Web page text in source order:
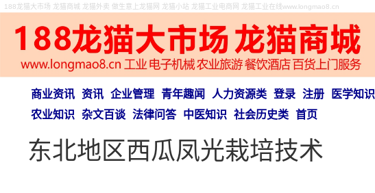
188龙猫大市场 龙猫商城 龙猫外卖 做生意上龙猫网 龙猫小站 龙猫工业电商网 龙猫工业在线www.longmao8.cn
商业资讯 资讯 企业管理 青年趣闻 人力资源类 登录 注册
医学知识
农业知识
杂文百谈 法律问答 中医知识 社会历史类 首页
东北地区西瓜凤光栽培技术